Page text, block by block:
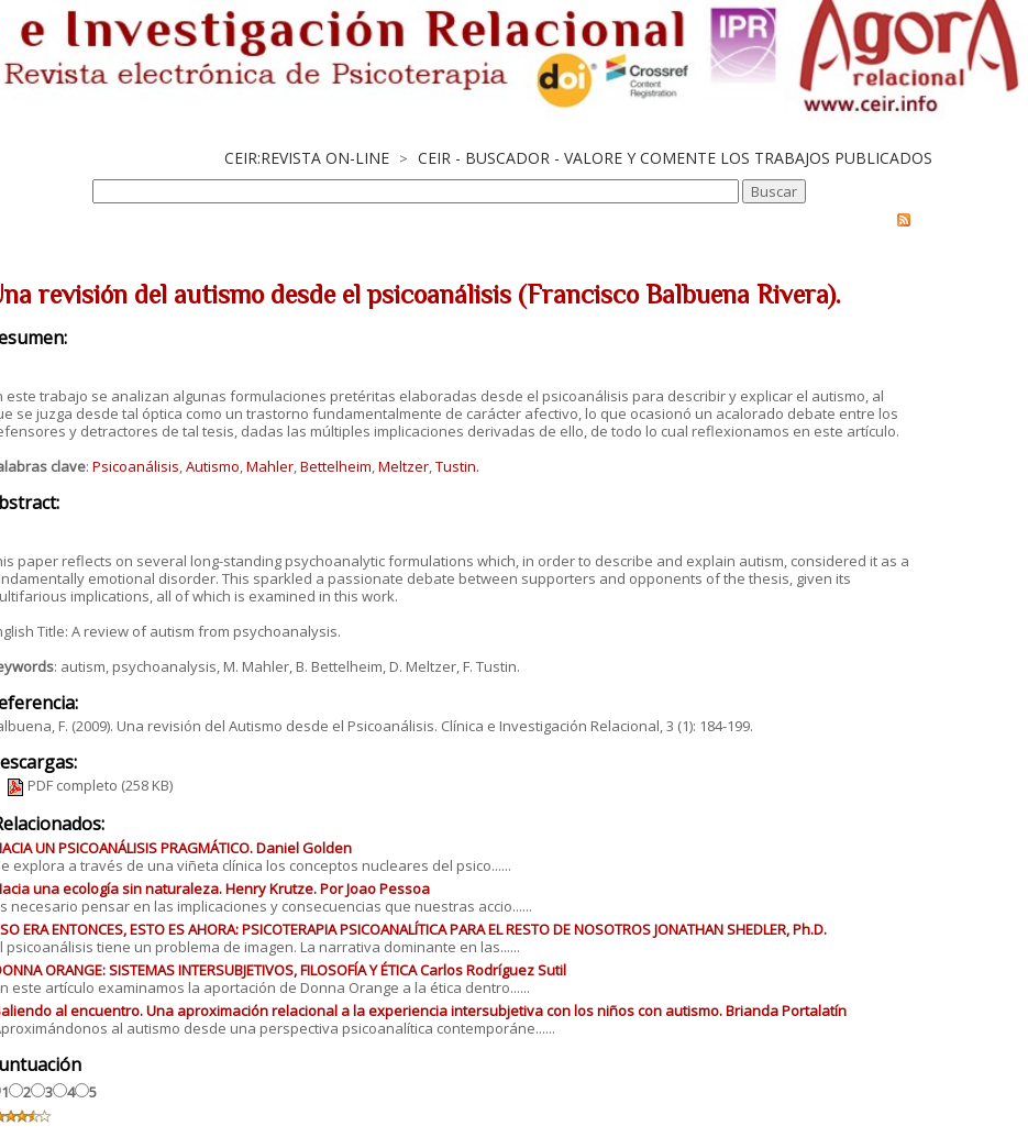
CEIR:REVISTA ON-LINE > CEIR - BUSCADOR - VALORE Y COMENTE LOS TRABAJOS PUBLICADOS
revisión del autismo desde el psicoanálisis (Francisco Balbuena Rivera).
este trabajo se analizan algunas formulaciones pretéritas elaboradas desde el psicoanálisis para describir y explicar el autismo, al
se juzga desde tal óptica como un trastorno fundamentalmente de carácter afectivo, lo que ocasionó un acalorado debate entre los
y detractores de tal tesis, dadas las múltiples implicaciones derivadas de ello, de todo lo cual reflexionamos en este artículo.
clave: Psicoanálisis,Autismo,Mahler,Bettelheim,Meltzer,Tustin.
paper reflects on several long-standing psychoanalytic formulations which, in order to describe and explain autism, considered it as a
emotional disorder. This sparkled a passionate debate between supporters and opponents of the thesis, given its
implications, all of which is examined in this work.
Title: A review of autism from psychoanalysis.
: autism, psychoanalysis, M. Mahler, B. Bettelheim, D. Meltzer, F. Tustin.
F. (2009). Una revisión del Autismo desde el Psicoanálisis. Clínica e Investigación Relacional, 3 (1): 184-199.
PDF completo (258 KB)
UN PSICOANÁLISIS PRAGMÁTICO. Daniel Golden
explora a través de una viñeta clínica los conceptos nucleares del psico......
una ecología sin naturaleza. Henry Krutze. Por Joao Pessoa
necesario pensar en las implicaciones y consecuencias que nuestras accio......
ERA ENTONCES, ESTO ES AHORA: PSICOTERAPIA PSICOANALÍTICA PARA EL RESTO DE NOSOTROS JONATHAN SHEDLER, Ph.D.
psicoanálisis tiene un problema de imagen. La narrativa dominante en las......
ORANGE: SISTEMAS INTERSUBJETIVOS, FILOSOFÍA Y ÉTICA Carlos Rodríguez Sutil
este artículo examinamos la aportación de Donna Orange a la ética dentro......
al encuentro. Una aproximación relacional a la experiencia intersubjetiva con los niños con autismo. Brianda Portalatín
al autismo desde una perspectiva psicoanalítica contemporáne......
1 2 3 4 5